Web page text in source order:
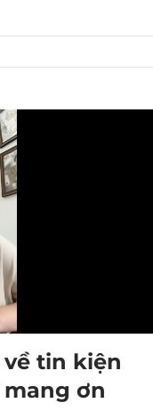
tin kiện
mang ơn